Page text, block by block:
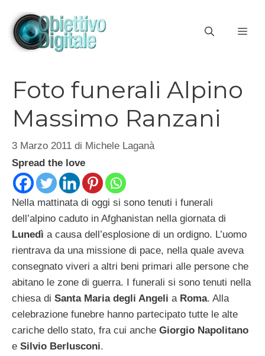
contenuto
Foto funerali Alpino
Massimo Ranzani
3 Marzo 2011 di Michele Laganà
Spread the love
Nella mattinata di oggi si sono tenuti i funerali
dell’alpino caduto in Afghanistan nella giornata di
Lunedì a causa dell’esplosione di un ordigno. L’uomo
rientrava da una missione di pace, nella quale aveva
consegnato viveri a altri beni primari alle persone che
abitano le zone di guerra. I funerali si sono tenuti nella
chiesa di Santa Maria degli Angeli a Roma. Alla
celebrazione funebre hanno partecipato tutte le alte
cariche dello stato, fra cui anche Giorgio Napolitano
e Silvio Berlusconi.